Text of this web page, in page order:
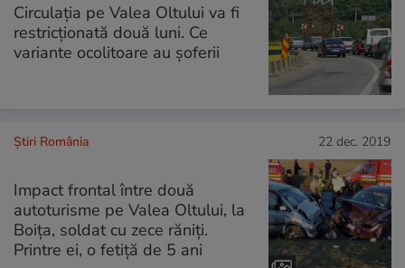
Circulația pe Valea Oltului va fi
restricționată două luni. Ce
variante ocolitoare au şoferii
Știri România 22 dec. 2019
Impact frontal între două
autoturisme pe Valea Oltului, la
Boița, soldat cu zece răniți.
Printre ei, o fetiță de 5 ani